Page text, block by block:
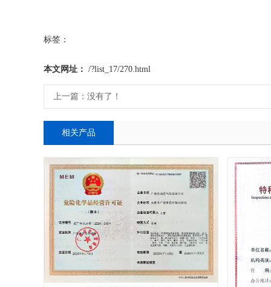
标签：
本文网址： /?list_17/270.html
上一篇：没有了！
相关产品